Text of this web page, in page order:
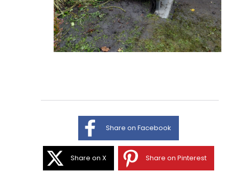
Share on Facebook
Share on X Share on Pinterest